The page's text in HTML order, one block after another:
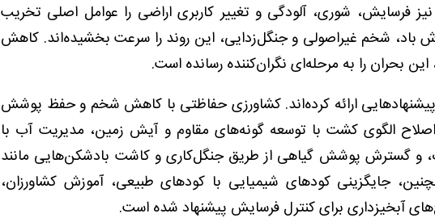
شوری، آلودگی و تغییر کاربری اراضی را عوامل اصلی تخریب
باد، شخم غیراصولی و جنگل‌زدایی، این روند را سرعت بخشیده‌اند. کاهش
بحران را به مرحله‌ای نگران‌کننده رسانده است.
پیشنهادهایی ارائه کرده‌اند. کشاورزی حفاظتی با کاهش شخم و حفظ پوشش
الگوی کشت با توسعه گونه‌های مقاوم و آیش زمین، مدیریت آب با
آب، و گسترش پوشش گیاهی از طریق جنگل‌کاری و کاشت بادشکن‌هایی مانند
جایگزینی کودهای شیمیایی با کودهای طبیعی، آموزش کشاورزان،
آبخیزداری برای کنترل فرسایش پیشنهاد شده است.